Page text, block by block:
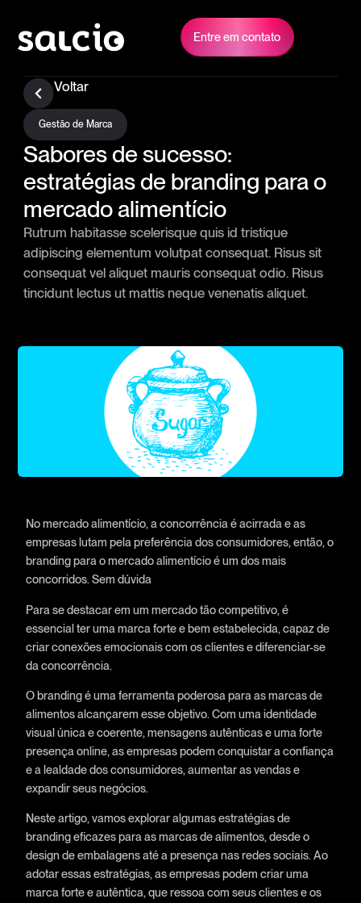
Entre em contato
Voltar
Gestão de Marca
Sabores de sucesso:
estratégias de branding para o
mercado alimentício
Rutrum habitasse scelerisque quis id tristique
adipiscing elementum volutpat consequat. Risus sit
consequat vel aliquet mauris consequat odio. Risus
tincidunt lectus ut mattis neque venenatis aliquet.
No mercado alimentício, a concorrência é acirrada e as
empresas lutam pela preferência dos consumidores, então, o
branding para o mercado alimentício é um dos mais
concorridos. Sem dúvida
Para se destacar em um mercado tão competitivo, é
essencial ter uma marca forte e bem estabelecida, capaz de
criar conexões emocionais com os clientes e diferenciar-se
da concorrência.
O branding é uma ferramenta poderosa para as marcas de
alimentos alcançarem esse objetivo. Com uma identidade
visual única e coerente, mensagens autênticas e uma forte
presença online, as empresas podem conquistar a confiança
e a lealdade dos consumidores, aumentar as vendas e
expandir seus negócios.
Neste artigo, vamos explorar algumas estratégias de
branding eficazes para as marcas de alimentos, desde o
design de embalagens até a presença nas redes sociais. Ao
adotar essas estratégias, as empresas podem criar uma
marca forte e autêntica, que ressoa com seus clientes e os